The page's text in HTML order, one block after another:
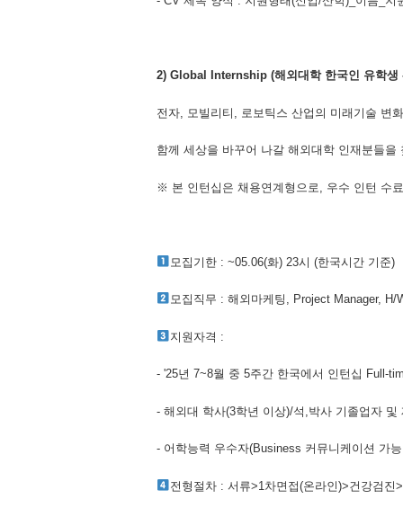
2) Global Internship (해외대학 한국인 유학
전자, 모빌리티, 로보틱스 산업의 미래기술 변
함께 세상을 바꾸어 나갈 해외대학 인재분들을
※ 본 인턴십은 채용연계형으로, 우수 인턴 수
모집기한 : ~05.06(화) 23시 (한국시간 기준)
모집직무 : 해외마케팅, Project Manager,
지원자격 :
- '25년 7~8월 중 5주간 한국에서 인턴십 Full-
- 해외대 학사(3학년 이상)/석,박사 기졸업자
- 어학능력 우수자(Business 커뮤니케이션 가
전형절차 : 서류>1차면접(온라인)>건강검